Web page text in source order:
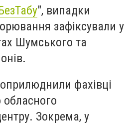
", випадки
зафіксували у
Шумського та
фахівці
обласного
Зокрема, у